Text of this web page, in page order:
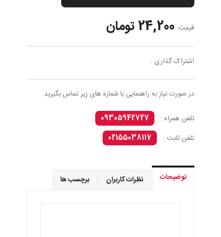
قیمت: 24,200 تومان
اشتراک گذاری :
در صورت نیاز به راهنمایی با شماره های زیر تماس بگیرید.
تلفن همراه :
09305942727
تلفن ثابت :
02155038117
توضیحات نظرات کاربران برچسب ها